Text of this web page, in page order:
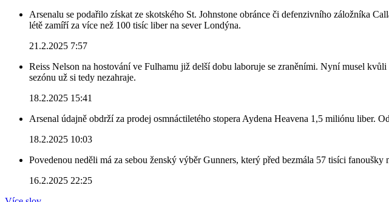
Arsenalu se podařilo získat ze skotského St. Johnstone obránce či defenzivního záložníka
létě zamíří za více než 100 tisíc liber na sever Londýna.
21.2.2025 7:57
Reiss Nelson na hostování ve Fulhamu již delší dobu laboruje se zraněními. Nyní musel
sezónu už si tedy nezahraje.
18.2.2025 15:41
Arsenal údajně obdrží za prodej osmnáctiletého stopera Aydena Heavena 1,5 miliónu liber.
18.2.2025 10:03
Povedenou neděli má za sebou ženský výběr Gunners, který před bezmála 57 tisíci
16.2.2025 22:25